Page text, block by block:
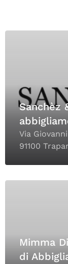
Sanchèz
Via
91100
Mimma
di